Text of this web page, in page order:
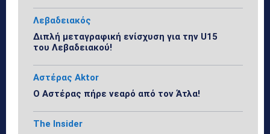
Λεβαδειακός
Διπλή μεταγραφική ενίσχυση για την U15
του Λεβαδειακού!
Αστέρας Aktor
Ο Αστέρας πήρε νεαρό από τον Άτλα!
The Insider